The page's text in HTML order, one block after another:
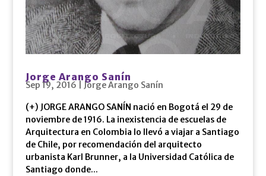
Jorge Arango Sanín
Sep 19, 2016 Jorge Arango Sanín
(+) JORGE ARANGO SANÍN nació en Bogotá el 29 de
noviembre de 1916. La inexistencia de escuelas de
Arquitectura en Colombia lo llevó a viajar a Santiago
de Chile, por recomendación del arquitecto
urbanista Karl Brunner, a la Universidad Católica de
Santiago donde...